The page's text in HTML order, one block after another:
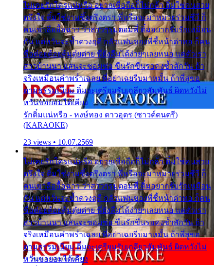
ไม่เคยรักใครแน่หรือ อยากเชื่อถือก็ไม่กล้า ติ๋มใช่คนสวย
ตรึงใจ ติ๋มใช่งามซึ้งตรึงตรา พี่หรือจะมาหมายร่วมชีวี ก็
คนเขาลืออื้อฉาว ว่าสาวๆรุมตอมพี่ ติ๋มอยากรับรักเหมือน
กัน แต่หวั่นจะช้ำดวงฤดี กลัวแฟนของพี่ชี้หน้าด่าทอ ก็คน
ชื่อต๋อยต้อยตุ้มตุ๋ยต่าย พี่ยังลืมได้ง่ายๆเลยหนอ แค่ตัวเรา
สาวบ้านนา แสนจะซอมซ่อ ขืนรักขืนรอคงช้ำสักวัน ถ้า
จริงเหมือนคำพร่ำเฉลย พี่อย่าเฉยรีบมาหมั้น ถ้าพี่สู่ขอ
ตามธรรมเนียม ติ๋มจะเตรียมรับเกลียวสัมพันธ์ ผิดหวังไม่
หวั่นขอยอมได้เคียง
รักติ๋มแน่หรือ - หงษ์ทอง ดาวอุดร (ซาวด์ดนตรี)
(KARAOKE)
23 views • 10.07.2569
ไม่เคยรักใครแน่หรือ อยากเชื่อถือก็ไม่กล้า ติ๋มใช่คนสวย
ตรึงใจ ติ๋มใช่งามซึ้งตรึงตรา พี่หรือจะมาหมายร่วมชีวี ก็
คนเขาลืออื้อฉาว ว่าสาวๆรุมตอมพี่ ติ๋มอยากรับรักเหมือน
กัน แต่หวั่นจะช้ำดวงฤดี กลัวแฟนของพี่ชี้หน้าด่าทอ ก็คน
ชื่อต๋อยต้อยตุ้มตุ๋ยต่าย พี่ยังลืมได้ง่ายๆเลยหนอ แค่ตัวเรา
สาวบ้านนา แสนจะซอมซ่อ ขืนรักขืนรอคงช้ำสักวัน ถ้า
จริงเหมือนคำพร่ำเฉลย พี่อย่าเฉยรีบมาหมั้น ถ้าพี่สู่ขอ
ตามธรรมเนียม ติ๋มจะเตรียมรับเกลียวสัมพันธ์ ผิดหวังไม่
หวั่นขอยอมได้เคียง